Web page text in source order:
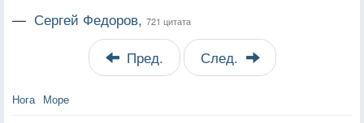
— Сергей Федоров, 721 цитата
Пред. След.
Нога Море